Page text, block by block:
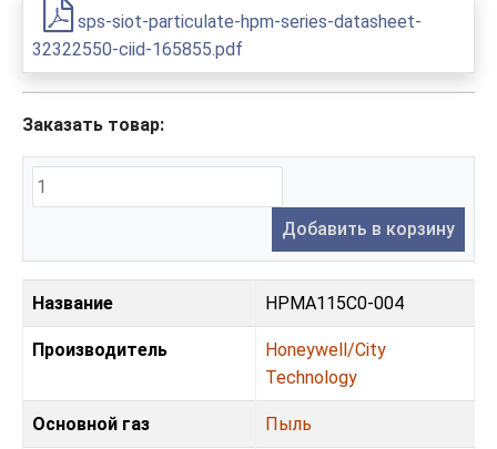
sps-siot-particulate-hpm-series-datasheet-
32322550-ciid-165855.pdf
Заказать товар:
Добавить в корзину
Название HPMA115C0-004
Производитель
Honeywell/City
Technology
Основной газ Пыль